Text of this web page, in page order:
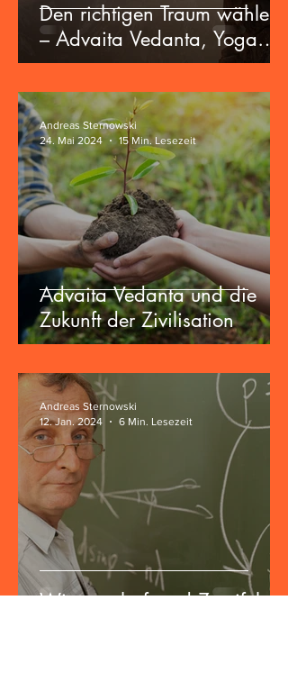
Den richtigen Traum wählen
– Advaita Vedanta, Yoga
und die Zukunft der
Zivilisation
Advaita Vedanta und die
Zukunft der Zivilisation
Andreas Sternowski
24. Mai 2024
15 Min. Lesezeit
Wissenschaft und Zweifel
Andreas Sternowski
12. Jan. 2024
6 Min. Lesezeit